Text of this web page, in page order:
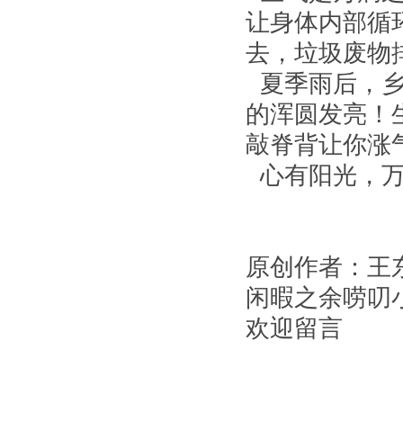
让身体内部循
去，垃圾废物
夏季雨后，
的浑圆发亮！
敲脊背让你涨
心有阳光，
原创作者：王
闲暇之余唠叨
欢迎留言